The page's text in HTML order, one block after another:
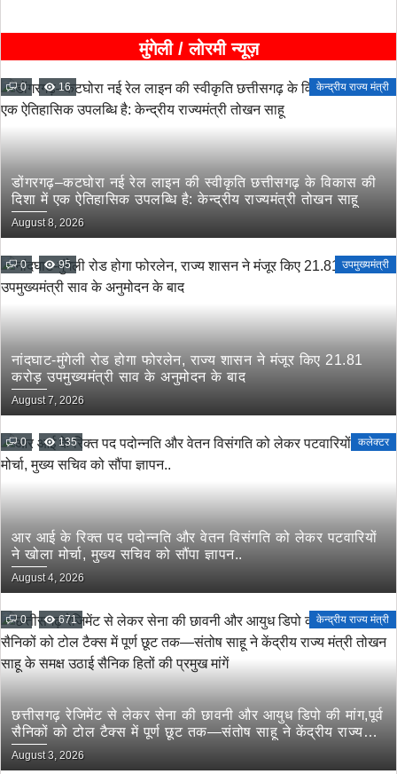
मुंगेली / लोरमी न्यूज़
0 16 केन्द्रीय राज्य मंत्री
डोंगरगढ़–कटघोरा नई रेल लाइन की स्वीकृति छत्तीसगढ़ के विकास की
दिशा में एक ऐतिहासिक उपलब्धि है: केन्द्रीय राज्यमंत्री तोखन साहू
August 8, 2026
0 95 उपमुख्यमंत्री
नांदघाट-मुंगेली रोड होगा फोरलेन, राज्य शासन ने मंजूर किए 21.81
करोड़ उपमुख्यमंत्री साव के अनुमोदन के बाद
August 7, 2026
0 135 कलेक्टर
आर आई के रिक्त पद पदोन्नति और वेतन विसंगति को लेकर पटवारियों
ने खोला मोर्चा, मुख्य सचिव को सौंपा ज्ञापन..
August 4, 2026
0 671 केन्द्रीय राज्य मंत्री
छत्तीसगढ़ रेजिमेंट से लेकर सेना की छावनी और आयुध डिपो की मांग,पूर्व
सैनिकों को टोल टैक्स में पूर्ण छूट तक—संतोष साहू ने केंद्रीय राज्य
मंत्री तोखन साहू के समक्ष उठाई सैनिक हितों की प्रमुख मांगें
August 3, 2026